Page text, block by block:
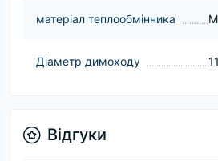
матеріал теплообмінника
Діаметр димоходу
Відгуки